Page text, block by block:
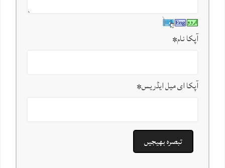
آپکا نام*
آپکا ای میل ایڈریس*